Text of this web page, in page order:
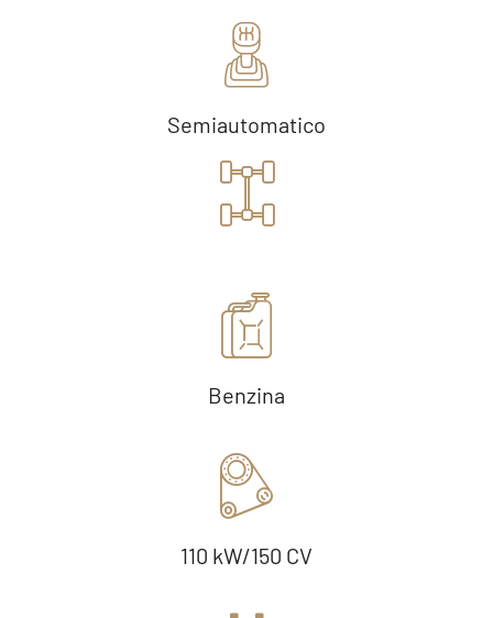
Semiautomatico
Benzina
110 kW/150 CV